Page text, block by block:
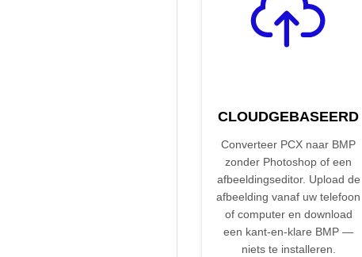
CLOUDGEBASEERD
Converteer PCX naar BMP
zonder Photoshop of een
afbeeldingseditor. Upload de
afbeelding vanaf uw telefoon
of computer en download
een kant-en-klare BMP —
niets te installeren.